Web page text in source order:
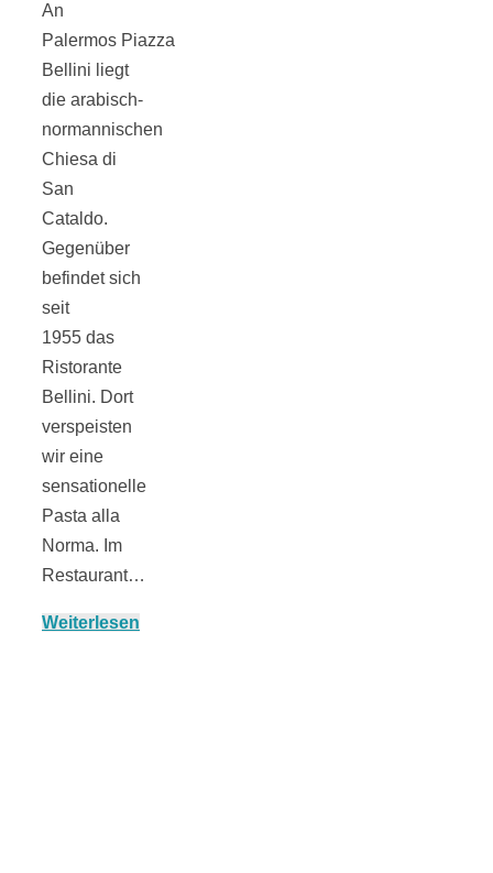
An
Palermos Piazza
Bellini liegt
die arabisch-
normannischen
Chiesa di
San
Cataldo.
Gegenüber
befindet sich
seit
1955 das
Ristorante
Bellini. Dort
verspeisten
wir eine
sensationelle
Pasta alla
Norma. Im
Restaurant…
Weiterlesen